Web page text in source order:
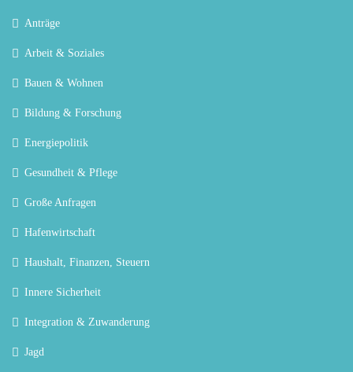
Anträge
Arbeit & Soziales
Bauen & Wohnen
Bildung & Forschung
Energiepolitik
Gesundheit & Pflege
Große Anfragen
Hafenwirtschaft
Haushalt, Finanzen, Steuern
Innere Sicherheit
Integration & Zuwanderung
Jagd